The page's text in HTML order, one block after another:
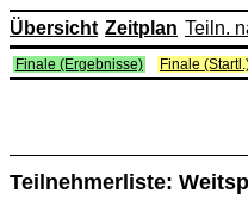
Übersicht Zeitplan Teiln.
Finale (Ergebnisse) Finale
Teilnehmerliste: